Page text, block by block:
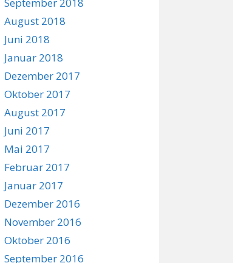
August 2018
Juni 2018
Januar 2018
Dezember 2017
Oktober 2017
August 2017
Juni 2017
Mai 2017
Februar 2017
Januar 2017
Dezember 2016
November 2016
Oktober 2016
September 2016